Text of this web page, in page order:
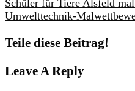
Schüler für Tiere Alsfeld
Umwelttechnik-
Teile diese Beitrag!
Leave A Reply